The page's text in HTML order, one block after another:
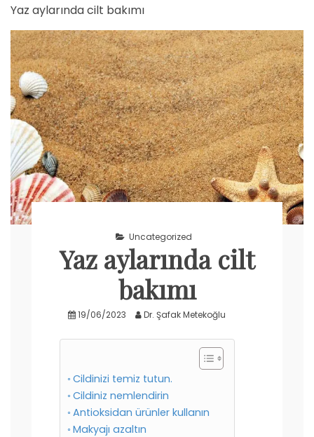
Yaz aylarında cilt bakımı
Uncategorized
Yaz aylarında cilt
bakımı
19/06/2023 Dr. Şafak Metekoğlu
Cildinizi temiz tutun.
Cildiniz nemlendirin
Antioksidan ürünler kullanın
Makyajı azaltın